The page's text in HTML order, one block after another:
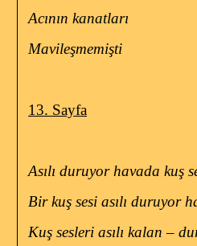
Acının kanatları
Mavileşmemişti
13. Sayfa
Asılı duruyor havada kuş
Bir kuş sesi asılı duruyor
Kuş sesleri asılı kalan –